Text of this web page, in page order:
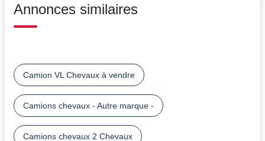
Annonces similaires
Camion VL Chevaux à vendre
Camions chevaux - Autre marque -
Camions chevaux 2 Chevaux